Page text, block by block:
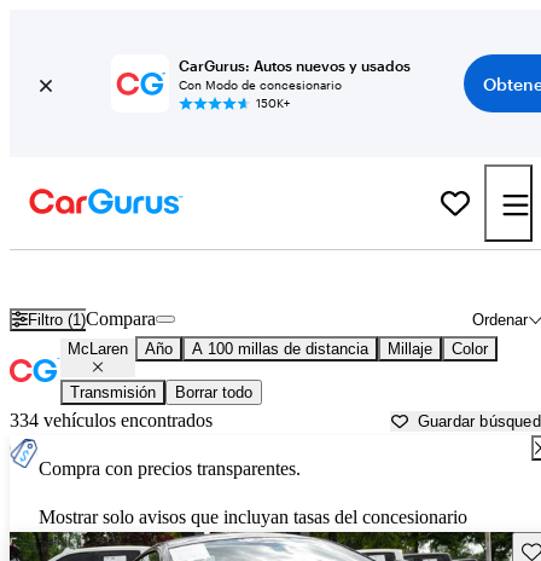
CarGurus: Autos nuevos y usados
Con Modo de concesionario
150K+
Filtro (1) Ordenar
Compara
McLaren Año A 100 millas de distancia Millaje Color
Transmisión Borrar todo
334 vehículos encontrados Guardar
Compra con precios transparentes.
Mostrar solo avisos que incluyan tasas del concesionario